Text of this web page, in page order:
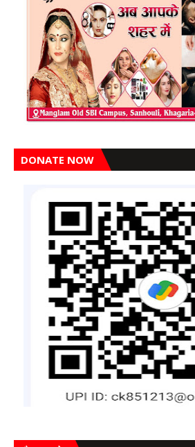
DONATE NOW